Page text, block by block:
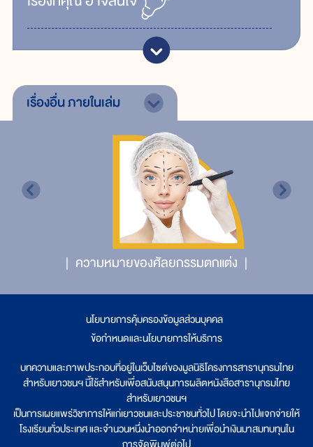
เรื่องอื่นภายในเล่ม
ความหมายของศัลยกรรมตกแต่ง
นโยบายการคุ้มครองข้อมูลส่วนบุคคล
ข้อกำหนดและนโยบายการให้บริการ
บทความและภาพประกอบที่อยู่ในเว็บไซต์ของมูลนิธิโครงการสารานุกรมไทย
สำหรับเยาวชนฯ นี้ใช้สำหรับเพื่อสนับสนุนการผลิตหนังสือสารานุกรมไทย
สำหรับเยาวชนฯ
เป็นการเผยแพร่วิชาการให้แก่เยาวชนและประชาชนทั่วไป โดยจะนำไปแจกจ่ายให้
โรงเรียนทั่วประเทศ และจำนวนหนึ่งนำออกจำหน่ายเพื่อนำเงินมาสมทบทุนใน